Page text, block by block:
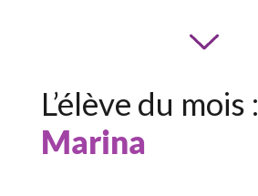
L’élève du mois :
Marina